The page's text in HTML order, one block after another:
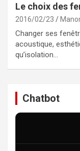
Le choix des
2016/02/23
Changer ses
acoustique,
qu’isolation…
Chatbot